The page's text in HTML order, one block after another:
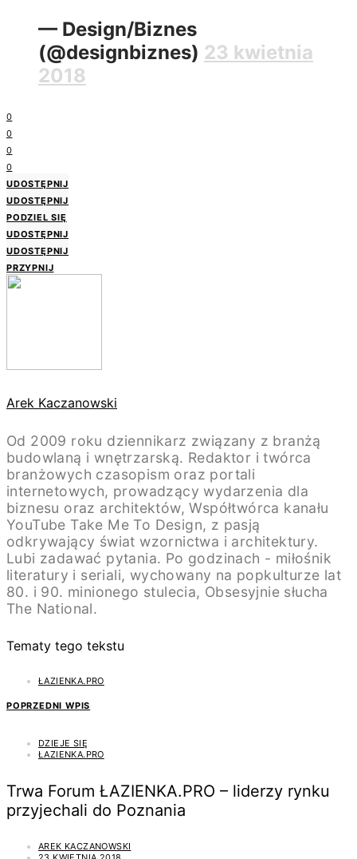
— Design/Biznes
(@designbiznes) 23 kwietnia
2018
0
0
0
0
UDOSTĘPNIJ
UDOSTĘPNIJ
PODZIEL SIĘ
UDOSTĘPNIJ
UDOSTĘPNIJ
PRZYPNIJ
Arek Kaczanowski
Od 2009 roku dziennikarz związany z branżą
budowlaną i wnętrzarską. Redaktor i twórca
branżowych czasopism oraz portali
internetowych, prowadzący wydarzenia dla
biznesu oraz architektów, Współtwórca kanału
YouTube Take Me To Design, z pasją
odkrywający świat wzornictwa i architektury.
Lubi zadawać pytania. Po godzinach - miłośnik
literatury i seriali, wychowany na popkulturze lat
80. i 90. minionego stulecia, Obsesyjnie słucha
The National.
Tematy tego tekstu
ŁAZIENKA.PRO
POPRZEDNI WPIS
DZIEJE SIĘ
ŁAZIENKA.PRO
Trwa Forum ŁAZIENKA.PRO – liderzy rynku
przyjechali do Poznania
AREK KACZANOWSKI